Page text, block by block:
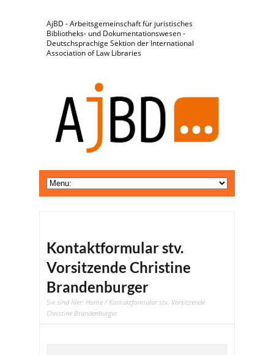
AjBD - Arbeitsgemeinschaft für juristisches
Bibliotheks- und Dokumentationswesen -
Deutschsprachige Sektion der International
Association of Law Libraries
Kontaktformular stv.
Vorsitzende Christine
Brandenburger
Sie sind hier: Home / Kontaktformular stv. Vorsitzende
Christine Brandenburger